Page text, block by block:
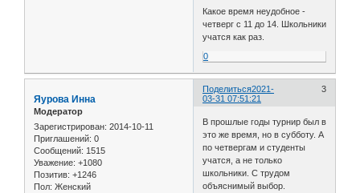
Какое время неудобное -
четверг с 11 до 14. Школьники
учатся как раз.
0
Поделиться 3
2021-
03-31 07:51:21
Яурова Инна
Модератор
Зарегистрирован: 2014-10-11
Приглашений: 0
Сообщений: 1515
Уважение: +1080
Позитив: +1246
Пол: Женский
В прошлые годы турнир был в
это же время, но в субботу. А
по четвергам и студенты
учатся, а не только
школьники. С трудом
объяснимый выбор.